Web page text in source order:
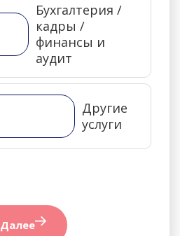
Бухгалтерия /
кадры /
финансы и
аудит
Другие
услуги
Далее